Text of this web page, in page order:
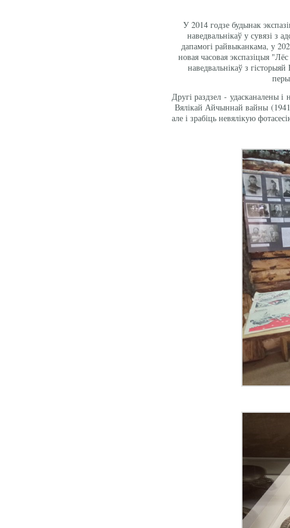
У 2014 годзе будынак
наведвальнікаў у сувязі з
дапамогі райвыканкама, у
новая часовая экспазіцыя
наведвальнікаў з
Другі раздзел - удасканалены
Вялікай Айчыннай вайны
але і зрабіць невялікую